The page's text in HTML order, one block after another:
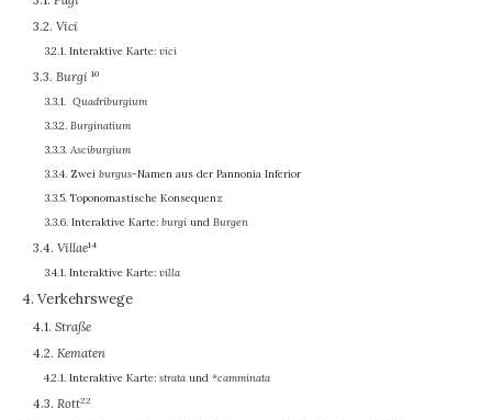
3.2. Vici
3.2.1. Interaktive Karte: vici
3.3. Burgi 10
3.3.1. Quadriburgium
3.3.2. Burginatium
3.3.3. Asciburgium
3.3.4. Zwei burgus-Namen aus der Pannonia Inferior
3.3.5. Toponomastische Konsequenz
3.3.6. Interaktive Karte: burgi und Burgen
3.4. Villae14
3.4.1. Interaktive Karte: villa
4. Verkehrswege
4.1. Straße
4.2. Kematen
4.2.1. Interaktive Karte: strata und *camminata
4.3. Rott22